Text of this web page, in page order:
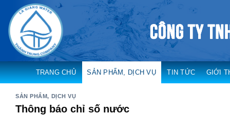
content
TRANG CHỦ SẢN PHẨM, DỊCH VỤ TIN TỨC GIỚI
SẢN PHẨM, DỊCH VỤ
Thông báo chỉ số nước